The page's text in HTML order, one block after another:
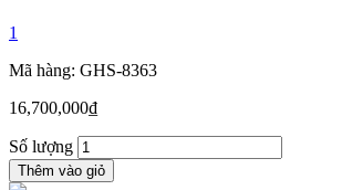
1
Mã hàng: GHS-8363
16,700,000₫
Số lượng
Thêm vào giỏ